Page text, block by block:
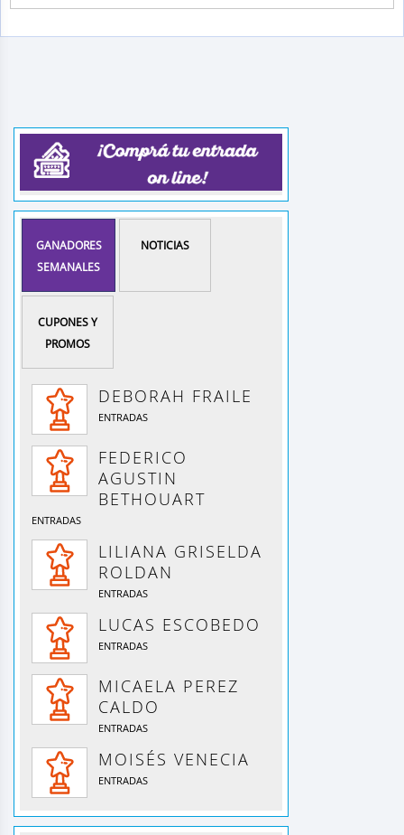
GANADORES
SEMANALES
NOTICIAS
CUPONES Y
PROMOS
DEBORAH FRAILE
ENTRADAS
FEDERICO
AGUSTIN
BETHOUART
ENTRADAS
LILIANA GRISELDA
ROLDAN
ENTRADAS
LUCAS ESCOBEDO
ENTRADAS
MICAELA PEREZ
CALDO
ENTRADAS
MOISÉS VENECIA
ENTRADAS